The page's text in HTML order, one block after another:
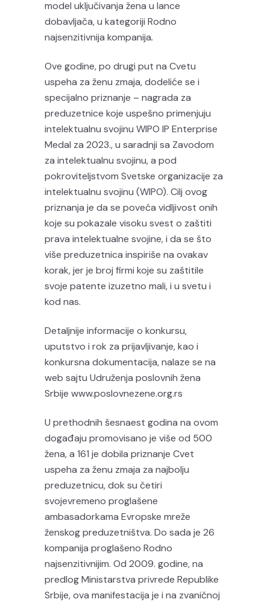
model uključivanja žena u lance
dobavljača, u kategoriji Rodno
najsenzitivnija kompanija.
Ove godine, po drugi put na Cvetu
uspeha za ženu zmaja, dodeliće se i
specijalno priznanje – nagrada za
preduzetnice koje uspešno primenjuju
intelektualnu svojinu WIPO IP Enterprise
Medal za 2023., u saradnji sa Zavodom
za intelektualnu svojinu, a pod
pokroviteljstvom Svetske organizacije za
intelektualnu svojinu (WIPO). Cilj ovog
priznanja je da se poveća vidljivost onih
koje su pokazale visoku svest o zaštiti
prava intelektualne svojine, i da se što
više preduzetnica inspiriše na ovakav
korak, jer je broj firmi koje su zaštitile
svoje patente izuzetno mali, i u svetu i
kod nas.
Detaljnije informacije o konkursu,
uputstvo i rok za prijavljivanje, kao i
konkursna dokumentacija, nalaze se na
web sajtu Udruženja poslovnih žena
Srbije www.poslovnezene.org.rs
U prethodnih šesnaest godina na ovom
događaju promovisano je više od 500
žena, a 161 je dobila priznanje Cvet
uspeha za ženu zmaja za najbolju
preduzetnicu, dok su četiri
svojevremeno proglašene
ambasadorkama Evropske mreže
ženskog preduzetništva. Do sada je 26
kompanija proglašeno Rodno
najsenzitivnijim. Od 2009. godine, na
predlog Ministarstva privrede Republike
Srbije, ova manifestacija je i na zvaničnoj